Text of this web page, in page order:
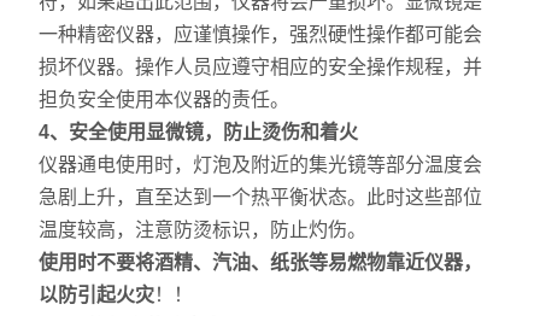
一种精密仪器，应谨慎操作，强烈硬性操作都可能会
损坏仪器。操作人员应遵守相应的安全操作规程，并
担负安全使用本仪器的责任。
4、 安全使用显微镜，
防止烫伤和着火
仪器通电使用时，灯泡及附近的集光镜等部分温度会
急剧上升，直至达到一个热平衡状态。此时这些部位
温度较高，注意防烫标识，
防止灼伤。
使用时不要将酒精、汽油、纸张等易燃物靠近仪器，
以防引起火灾！！